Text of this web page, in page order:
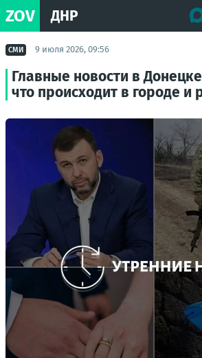
ZOV ДНР
СМИ 9 июля 2026, 09:56
Главные новости в
что происходит в городе и